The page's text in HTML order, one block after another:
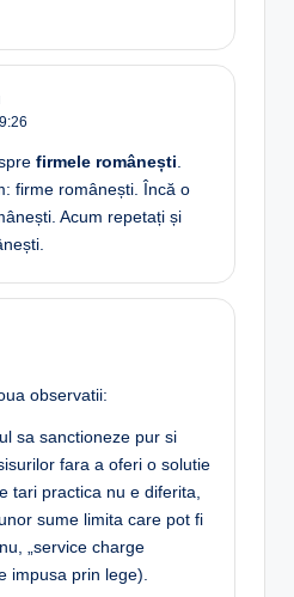
firmele românești
firme românești. Încă o
Acum repetați și
observatii:
sa sanctioneze pur si
fara a oferi o solutie
tari practica nu e diferita,
sume limita care pot fi
„service charge
impusa prin lege).